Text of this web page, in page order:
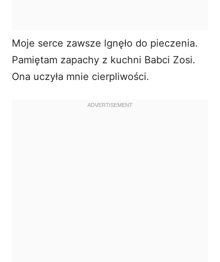
Moje serce zawsze lgnęło do pieczenia.
Pamiętam zapachy z kuchni Babci Zosi.
Ona uczyła mnie cierpliwości.